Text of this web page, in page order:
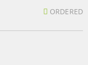
ORDERED